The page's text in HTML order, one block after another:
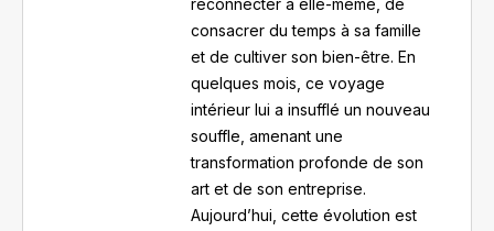
reconnecter à elle-même, de
consacrer du temps à sa famille
et de cultiver son bien-être. En
quelques mois, ce voyage
intérieur lui a insufflé un nouveau
souffle, amenant une
transformation profonde de son
art et de son entreprise.
Aujourd’hui, cette évolution est